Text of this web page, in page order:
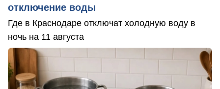
отключение воды
Где в Краснодаре отключат холодную воду в
ночь на 11 августа